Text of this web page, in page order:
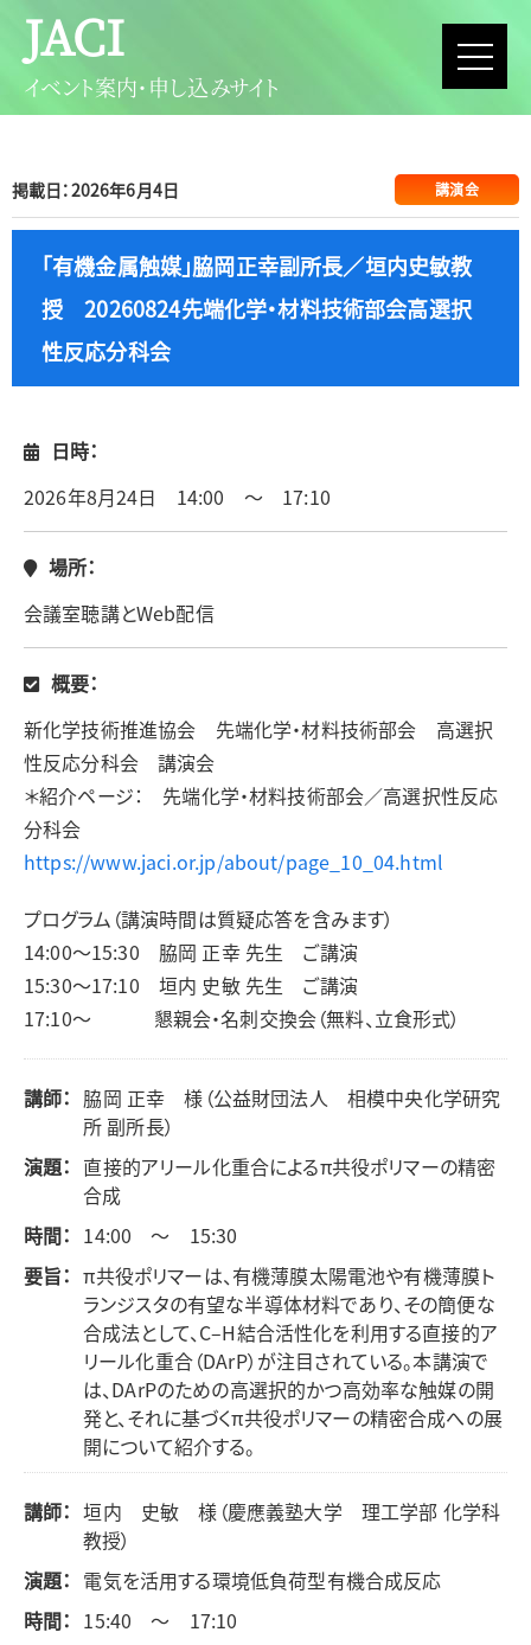
JACI
イベント案内・申し込みサイト
掲載日：2026年6月4日 講演会
「有機金属触媒」脇岡正幸副所長／垣内史敏教
授 20260824先端化学・材料技術部会高選択
性反応分科会
日時：
2026年8月24日 14:00 ～ 17:10
場所：
会議室聴講とWeb配信
概要：
新化学技術推進協会 先端化学・材料技術部会 高選択
性反応分科会 講演会
＊紹介ページ： 先端化学・材料技術部会／高選択性反応
分科会
https://www.jaci.or.jp/about/page_10_04.html
プログラム（講演時間は質疑応答を含みます）
14:00～15:30 脇岡 正幸 先生 ご講演
15:30～17:10 垣内 史敏 先生 ご講演
17:10～ 懇親会・名刺交換会（無料、立食形式）
講師： 脇岡 正幸 様（公益財団法人 相模中央化学研究
所 副所長）
演題： 直接的アリール化重合によるπ共役ポリマーの精密
合成
時間： 14:00 ～ 15:30
要旨： π共役ポリマーは、有機薄膜太陽電池や有機薄膜ト
ランジスタの有望な半導体材料であり、その簡便な
合成法として、C–H結合活性化を利用する直接的ア
リール化重合（DArP）が注目されている。本講演で
は、DArPのための高選択的かつ高効率な触媒の開
発と、それに基づくπ共役ポリマーの精密合成への展
開について紹介する。
講師： 垣内 史敏 様（慶應義塾大学 理工学部 化学科
教授）
演題： 電気を活用する環境低負荷型有機合成反応
時間： 15:40 ～ 17:10